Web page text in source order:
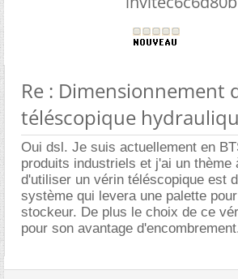
Re : Dimensionnement
téléscopique
Oui dsl. Je suis actuellement en
produits industriels et j'ai un thème
d'utiliser un vérin téléscopique est
système qui levera une palette
stockeur. De plus le choix de ce
pour son avantage